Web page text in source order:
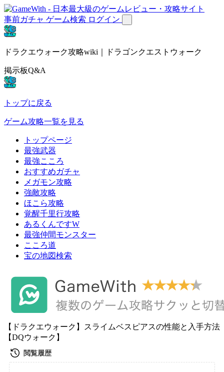
事前ガチャ ゲーム検索 ログイン
ドラクエウォーク攻略wiki｜ドラゴンクエストウォーク
掲示板Q&A
トップに戻る
ゲーム攻略一覧を見る
トップページ
最強武器
最強こころ
おすすめガチャ
メガモン攻略
強敵攻略
ほこら攻略
覚醒千里行攻略
あるくんですW
最強仲間モンスター
こころ道
宝の地図検索
【ドラクエウォーク】スライムベスピアスの性能と入手方法
【DQウォーク】